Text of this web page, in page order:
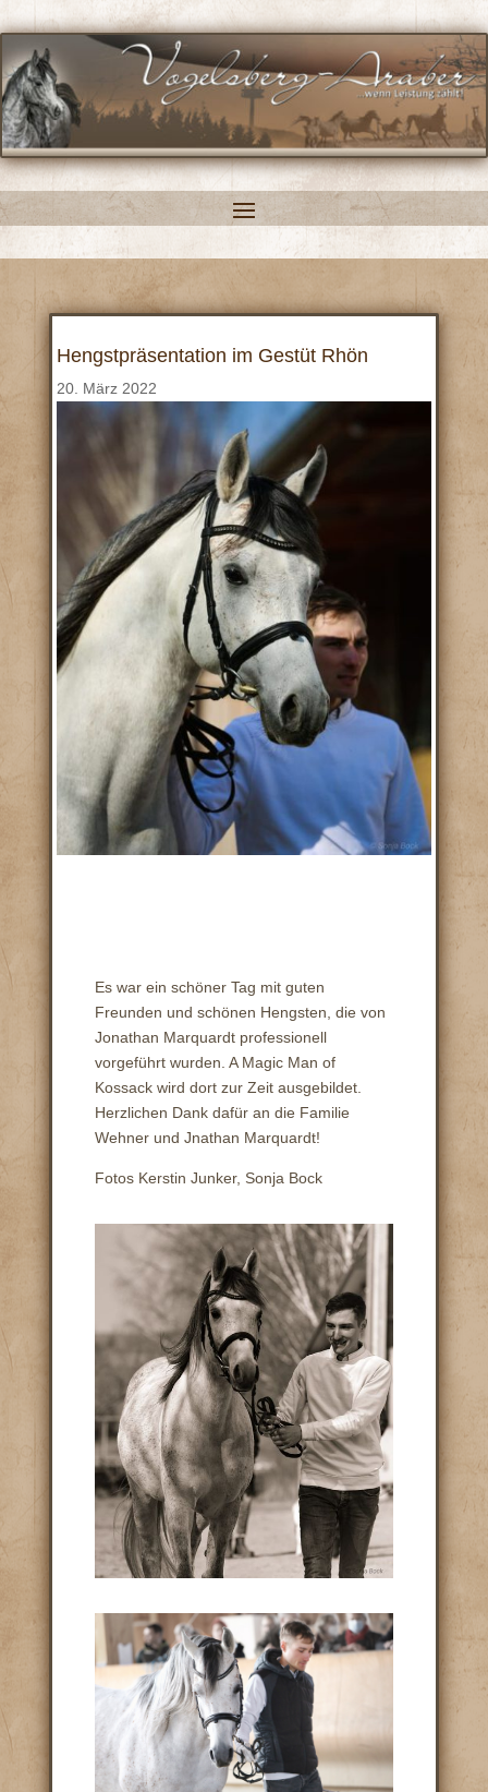
Hengstpräsentation im Gestüt Rhön
20. März 2022
Es war ein schöner Tag mit guten
Freunden und schönen Hengsten, die von
Jonathan Marquardt professionell
vorgeführt wurden. A Magic Man of
Kossack wird dort zur Zeit ausgebildet.
Herzlichen Dank dafür an die Familie
Wehner und Jnathan Marquardt!
Fotos Kerstin Junker, Sonja Bock